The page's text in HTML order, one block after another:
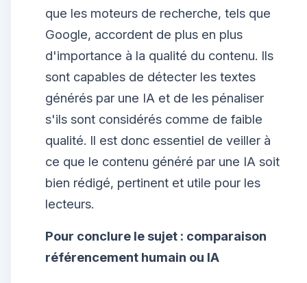
que les moteurs de recherche, tels que
Google, accordent de plus en plus
d'importance à la qualité du contenu. Ils
sont capables de détecter les textes
générés par une IA et de les pénaliser
s'ils sont considérés comme de faible
qualité. Il est donc essentiel de veiller à
ce que le contenu généré par une IA soit
bien rédigé, pertinent et utile pour les
lecteurs.
Pour conclure le sujet : comparaison
référencement humain ou IA